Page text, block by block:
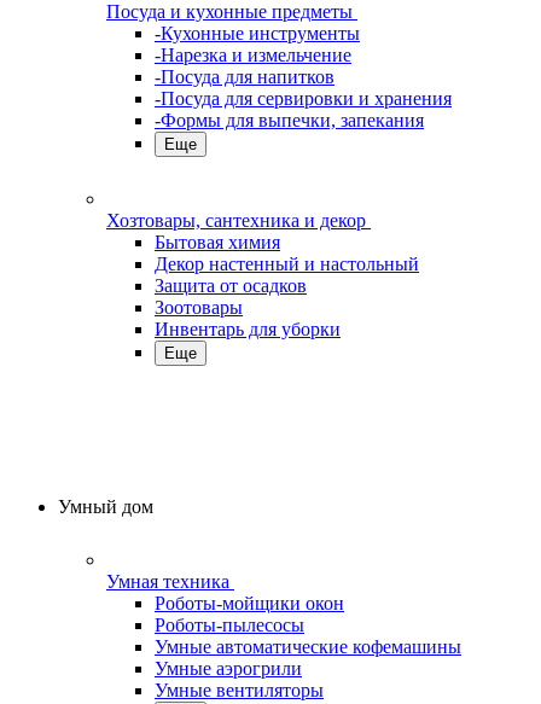
Посуда и кухонные предметы
-Кухонные инструменты
-Нарезка и измельчение
-Посуда для напитков
-Посуда для сервировки и хранения
-Формы для выпечки, запекания
Еще
Хозтовары, сантехника и декор
Бытовая химия
Декор настенный и настольный
Защита от осадков
Зоотовары
Инвентарь для уборки
Еще
Умный дом
Умная техника
Роботы-мойщики окон
Роботы-пылесосы
Умные автоматические кофемашины
Умные аэрогрили
Умные вентиляторы